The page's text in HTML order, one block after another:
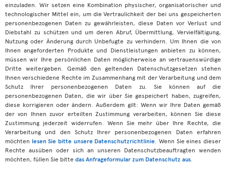
einzuladen. Wir setzen eine Kombination physischer, organisatorischer und
technologischer Mittel ein, um die Vertraulichkeit der bei uns gespeicherten
personenbezogenen Daten zu gewährleisten, diese Daten vor Verlust und
Diebstahl zu schützen und um deren Abruf, Übermittlung, Vervielfältigung,
Nutzung oder Änderung durch Unbefugte zu verhindern. Um Ihnen die von
Ihnen angeforderten Produkte und Dienstleistungen anbieten zu können,
müssen wir Ihre persönlichen Daten möglicherweise an vertrauenswürdige
Dritte weitergeben. Gemäß den geltenden Datenschutzgesetzen stehen
Ihnen verschiedene Rechte im Zusammenhang mit der Verarbeitung und dem
Schutz Ihrer personenbezogenen Daten zu. Sie können auf die
personenbezogenen Daten, die wir über Sie gespeichert haben, zugreifen,
diese korrigieren oder ändern. Außerdem gilt: Wenn wir Ihre Daten gemäß
der von Ihnen zuvor erteilten Zustimmung verarbeiten, können Sie diese
Zustimmung jederzeit widerrufen. Wenn Sie mehr über Ihre Rechte, die
Verarbeitung und den Schutz Ihrer personenbezogenen Daten erfahren
möchten lesen Sie bitte unsere Datenschutzrichtlinie . Wenn Sie eines dieser
Rechte ausüben oder sich an unseren Datenschutzbeauftragten wenden
möchten, füllen Sie bitte das Anfrageformular zum Datenschutz aus